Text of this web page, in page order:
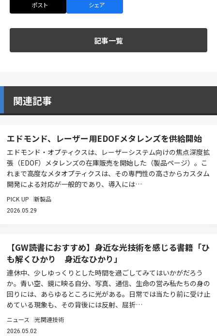
ポスト シェア
記事一覧
関連記事
エドモンド、レーザー用EDOFメタレンズを供給開始
エドモンド・オプティクスは、レーザーシステム向けの焦点深度拡
張（EDOF）メタレンズの在庫販売を開始した（製品ページ）。こ
れまで高度なメタオプティクスは、その専門性の高さからカスタム
開発による対応が一般的であり、導入には…
PICK UP 新製品
2026.05.29
【GW読書におすすめ】身近な光技術を感じる書籍「ひ
も解くひかり 身近なひかり」
連休中、少しゆっくりとした時間を過ごしてみてはいかがだろう
か。青い空、鏡に映る自分、写真、通信、生命の営み――私たちの身の
回りには、あらゆるところに光がある。日常では当たり前に受け止
めている現象も、その背後には反射、屈折…
ニュース 光関連技術
2026.05.02